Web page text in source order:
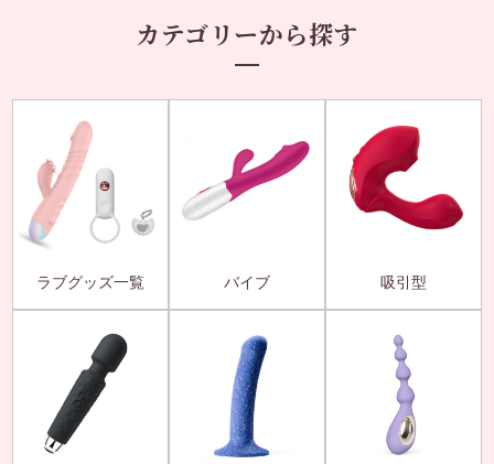
カテゴリーから探す
ラブグッズ一覧 バイブ 吸引型